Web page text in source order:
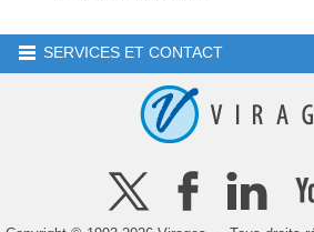
SERVICES ET CONTACT